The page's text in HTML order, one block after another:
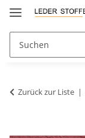
Zurück zur Liste